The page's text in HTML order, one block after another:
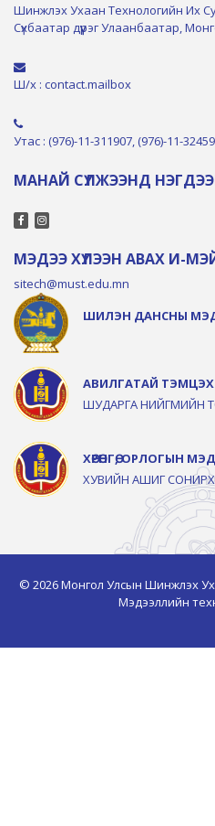
Шинжлэх Ухаан Технологийн Их
Сүхбаатар дүүрэг Улаанбаатар,
Ш/х : contact.mailbox
Утас : (976)-11-311907, (976)-11-
МАНАЙ СҮЛЖЭЭНД
МЭДЭЭ ХҮЛЭЭН АВАХ И-
sitech@must.edu.mn
ШИЛЭН ДАНСНЫ
АВИЛГАТАЙ ТЭМЦЭХ
ШУДАРГА НИЙГМИЙН
ХӨРӨНГӨ, ОРЛОГЫН
ХУВИЙН АШИГ
© 2026 Монгол Улсын Шинжлэх
Мэдээллийн